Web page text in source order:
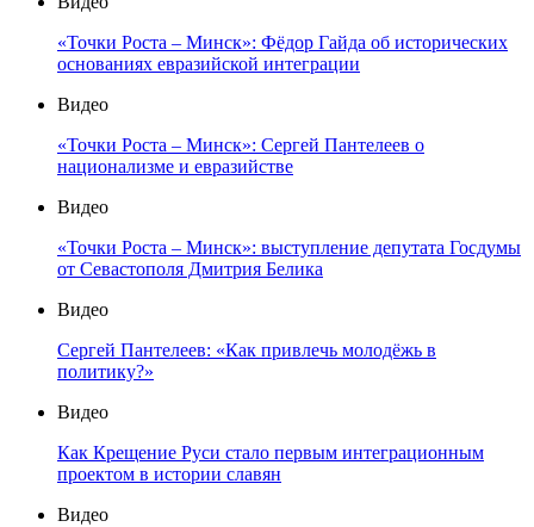
«Точки Роста – Минск»: Фёдор Гайда об исторических
основаниях евразийской интеграции
Видео
«Точки Роста – Минск»: Сергей Пантелеев о
национализме и евразийстве
Видео
«Точки Роста – Минск»: выступление депутата Госдумы
от Севастополя Дмитрия Белика
Видео
Сергей Пантелеев: «Как привлечь молодёжь в
политику?»
Видео
Как Крещение Руси стало первым интеграционным
проектом в истории славян
Видео